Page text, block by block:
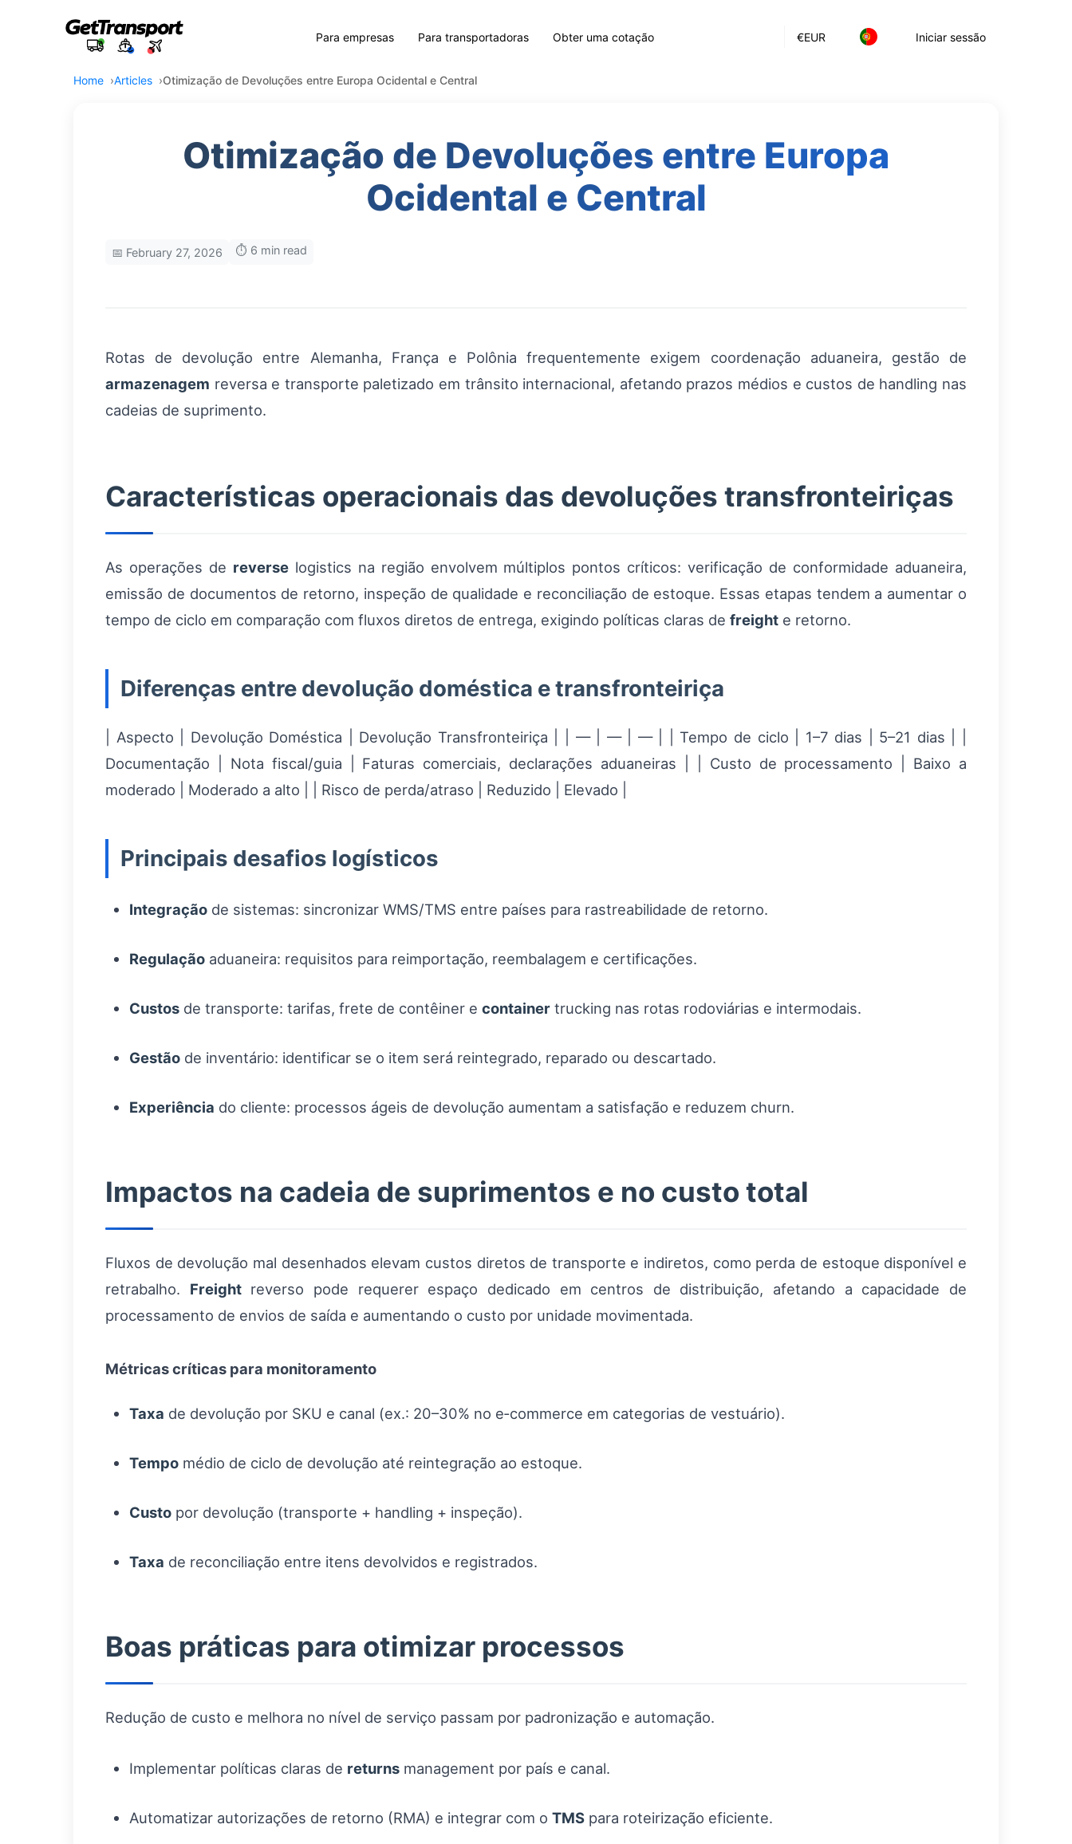
€EUR Iniciar sessão
Para empresas Para transportadoras Obter uma cotação
Home Articles Otimização de Devoluções entre Europa Ocidental e Central
Otimização de Devoluções entre Europa
Ocidental e Central
📅 February 27, 2026 ⏱️ 6 min read
Rotas de devolução entre Alemanha, França e Polônia frequentemente exigem coordenação aduaneira, gestão de
armazenagem reversa e transporte paletizado em trânsito internacional, afetando prazos médios e custos de handling nas
cadeias de suprimento.
Características operacionais das devoluções transfronteiriças
As operações de reverselogistics na região envolvem múltiplos pontos críticos: verificação de conformidade aduaneira,
emissão de documentos de retorno, inspeção de qualidade e reconciliação de estoque. Essas etapas tendem a aumentar o
tempo de ciclo em comparação com fluxos diretos de entrega, exigindo políticas claras de freight e retorno.
Diferenças entre devolução doméstica e transfronteiriça
| Aspecto | Devolução Doméstica | Devolução Transfronteiriça | | — | — | — | | Tempo de ciclo | 1–7 dias | 5–21 dias | |
Documentação | Nota fiscal/guia | Faturas comerciais, declarações aduaneiras | | Custo de processamento | Baixo a
moderado | Moderado a alto | | Risco de perda/atraso | Reduzido | Elevado |
Principais desafios logísticos
Integração de sistemas: sincronizar WMS/TMS entre países para rastreabilidade de retorno.
Regulação aduaneira: requisitos para reimportação, reembalagem e certificações.
Custos de transporte: tarifas, frete de contêiner e container trucking nas rotas rodoviárias e intermodais.
Gestão de inventário: identificar se o item será reintegrado, reparado ou descartado.
Experiência do cliente: processos ágeis de devolução aumentam a satisfação e reduzem churn.
Impactos na cadeia de suprimentos e no custo total
Fluxos de devolução mal desenhados elevam custos diretos de transporte e indiretos, como perda de estoque disponível e
retrabalho. Freightreverso pode requerer espaço dedicado em centros de distribuição, afetando a capacidade de
processamento de envios de saída e aumentando o custo por unidade movimentada.
Métricas críticas para monitoramento
Taxa de devolução por SKU e canal (ex.: 20–30% no e‑commerce em categorias de vestuário).
Tempo médio de ciclo de devolução até reintegração ao estoque.
Custo por devolução (transporte + handling + inspeção).
Taxa de reconciliação entre itens devolvidos e registrados.
Boas práticas para otimizar processos
Redução de custo e melhora no nível de serviço passam por padronização e automação.
Implementar políticas claras de returns management por país e canal.
Automatizar autorizações de retorno (RMA) e integrar com o TMS para roteirização eficiente.